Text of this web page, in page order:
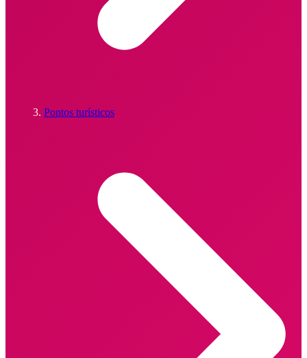
Pontos turísticos